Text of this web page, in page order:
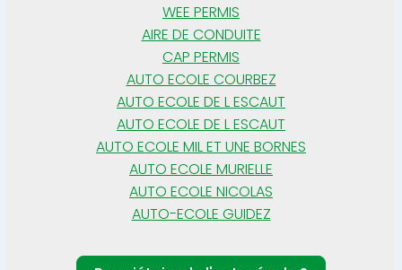
WEE PERMIS
AIRE DE CONDUITE
CAP PERMIS
AUTO ECOLE COURBEZ
AUTO ECOLE DE L ESCAUT
AUTO ECOLE DE L ESCAUT
AUTO ECOLE MIL ET UNE BORNES
AUTO ECOLE MURIELLE
AUTO ECOLE NICOLAS
AUTO-ECOLE GUIDEZ